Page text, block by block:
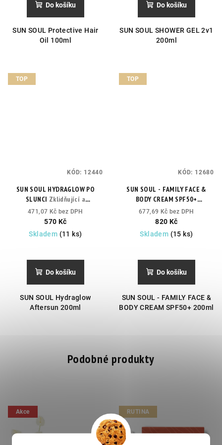
Do košíku
SUN SOUL Protective Hair
Oil 100ml
Do košíku
SUN SOUL SHOWER GEL 2v1
200ml
TOP
SUN SOUL HYDRAGLOW PO
SLUNCI Zklidňující a
rozjasňující krém po opalování
s třpytivým efektem
471,07 Kč bez DPH
570 Kč
Skladem (11 ks)
Do košíku
SUN SOUL Hydraglow
Aftersun 200ml
KÓD: 12440
TOP
SUN SOUL - FAMILY FACE &
BODY CREAM SPF50+
Voděodolný opalovací krém na
obličej a tělo s vysokou
ochranou.
677,69 Kč bez DPH
820 Kč
Skladem (15 ks)
Do košíku
SUN SOUL - FAMILY FACE &
BODY CREAM SPF50+ 200ml
KÓD: 12680
Podobné produkty
Akce RUTINA